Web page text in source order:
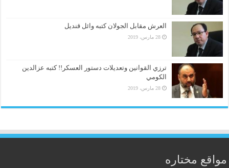
العرش مقابل الجولان كتبه وائل قنديل
28 مارس، 2019
ترزي القوانين وتعديلات دستور العسكر!! كتبه عزالدين
الكومي
28 مارس، 2019
مواقع مختاره